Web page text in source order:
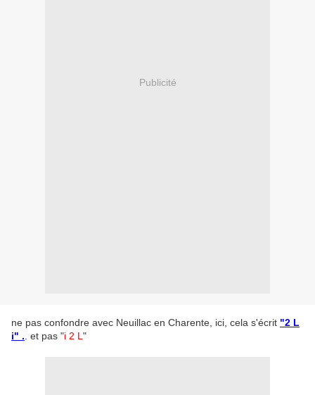
Publicité
ne pas confondre avec Neuillac en Charente, ici, cela s'écrit "2 L
i" . et pas "i 2 L "